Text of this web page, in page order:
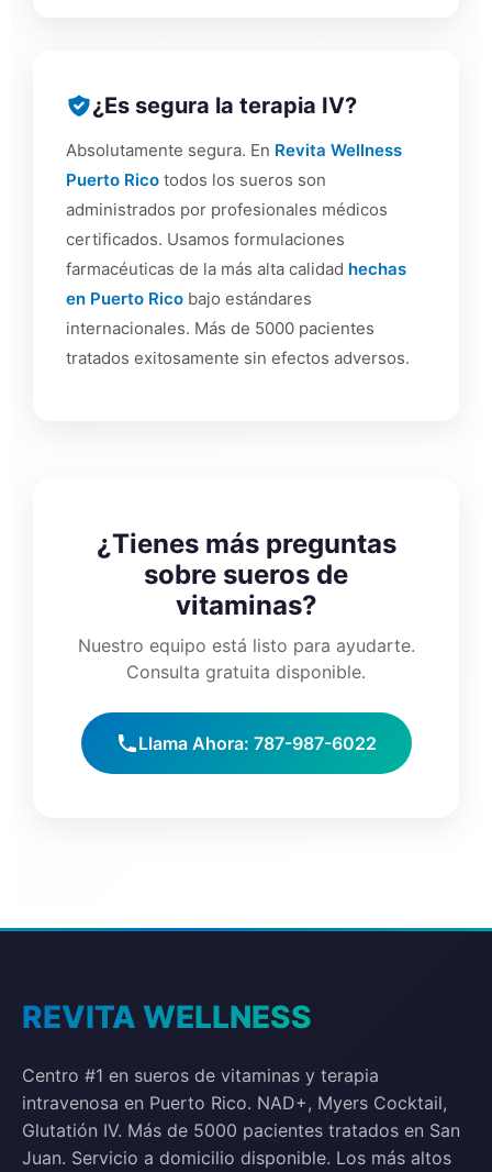
¿Es segura la terapia IV?
Absolutamente segura. En Revita Wellness
Puerto Rico todos los sueros son
administrados por profesionales médicos
certificados. Usamos formulaciones
farmacéuticas de la más alta calidad hechas
en Puerto Rico bajo estándares
internacionales. Más de 5000 pacientes
tratados exitosamente sin efectos adversos.
¿Tienes más preguntas
sobre sueros de
vitaminas?
Nuestro equipo está listo para ayudarte.
Consulta gratuita disponible.
Llama Ahora: 787-987-6022
REVITA WELLNESS
Centro #1 en sueros de vitaminas y terapia
intravenosa en Puerto Rico. NAD+, Myers Cocktail,
Glutatión IV. Más de 5000 pacientes tratados en San
Juan. Servicio a domicilio disponible. Los más altos